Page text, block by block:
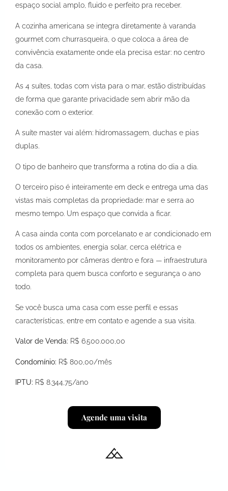
espaço social amplo, fluido e perfeito pra receber.
A cozinha americana se integra diretamente à varanda
gourmet com churrasqueira, o que coloca a área de
convivência exatamente onde ela precisa estar: no centro
da casa.
As 4 suítes, todas com vista para o mar, estão distribuídas
de forma que garante privacidade sem abrir mão da
conexão com o exterior.
A suíte master vai além: hidromassagem, duchas e pias
duplas.
O tipo de banheiro que transforma a rotina do dia a dia.
O terceiro piso é inteiramente em deck e entrega uma das
vistas mais completas da propriedade: mar e serra ao
mesmo tempo. Um espaço que convida a ficar.
A casa ainda conta com porcelanato e ar condicionado em
todos os ambientes, energia solar, cerca elétrica e
monitoramento por câmeras dentro e fora — infraestrutura
completa para quem busca conforto e segurança o ano
todo.
Se você busca uma casa com esse perfil e essas
características, entre em contato e agende a sua visita.
Valor de Venda: R$ 6.500.000,00
Condomínio: R$ 800,00/mês
IPTU: R$ 8.344,75/ano
Agende uma visita